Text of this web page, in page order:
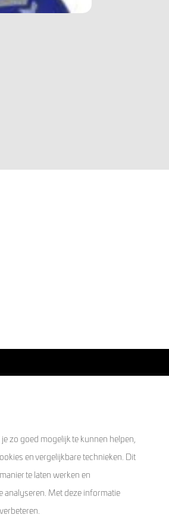
zo goed mogelijk te kunnen helpen,
en vergelijkbare technieken. Dit
te laten werken en
analyseren. Met deze informatie